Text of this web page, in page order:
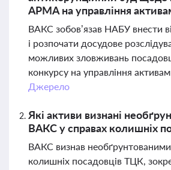
АРМА на управління
ВАКС зобов’язав НАБУ внести
і розпочати досудове
можливих зловживань
конкурсу на управління
Джерело
Які активи визнані
ВАКС у справах колишніх
ВАКС визнав
колишніх посадовців ТЦК,